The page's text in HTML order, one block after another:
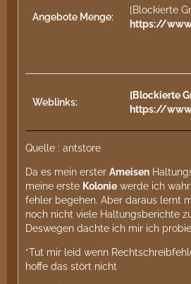
Angebote Menge:
[Blockierte
https://
Weblinks:
[Blockierte
https://
Quelle : antstore
Da es mein erster Ameisen
meine erste Kolonie werde ich
fehler begehen. Aber daraus lernt
noch nicht viele Haltungsberichte
Deswegen dachte ich mir ich
*Tut mir leid wenn
hoffe das stört nicht